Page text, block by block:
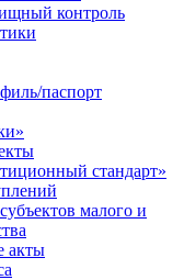
контроль
паспорт
стандарт»
малого и
акты